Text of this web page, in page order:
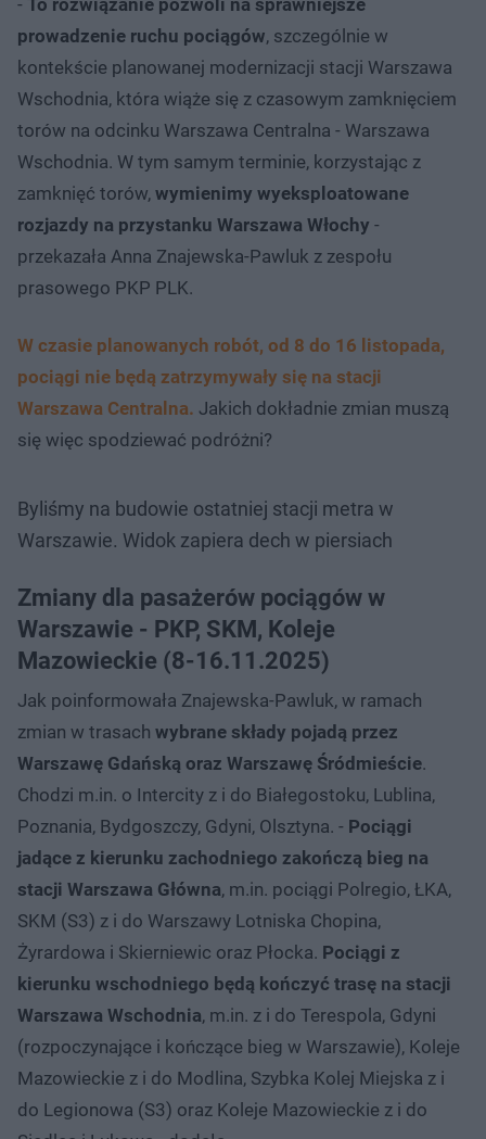
prowadzenie ruchu pociągów, szczególnie w
kontekście planowanej modernizacji stacji Warszawa
Wschodnia, która wiąże się z czasowym zamknięciem
torów na odcinku Warszawa Centralna - Warszawa
Wschodnia. W tym samym terminie, korzystając z
zamknięć torów, wymienimy wyeksploatowane
rozjazdy na przystanku Warszawa Włochy -
przekazała Anna Znajewska-Pawluk z zespołu
prasowego PKP PLK.
W czasie planowanych robót, od 8 do 16 listopada,
pociągi nie będą zatrzymywały się na stacji
Warszawa Centralna. Jakich dokładnie zmian muszą
się więc spodziewać podróżni?
Byliśmy na budowie ostatniej stacji metra w
Warszawie. Widok zapiera dech w piersiach
Zmiany dla pasażerów pociągów w
Warszawie - PKP, SKM, Koleje
Mazowieckie (8-16.11.2025)
Jak poinformowała Znajewska-Pawluk, w ramach
zmian w trasach wybrane składy pojadą przez
Warszawę Gdańską oraz Warszawę Śródmieście.
Chodzi m.in. o Intercity z i do Białegostoku, Lublina,
Poznania, Bydgoszczy, Gdyni, Olsztyna. - Pociągi
jadące z kierunku zachodniego zakończą bieg na
stacji Warszawa Główna, m.in. pociągi Polregio, ŁKA,
SKM (S3) z i do Warszawy Lotniska Chopina,
Żyrardowa i Skierniewic oraz Płocka. Pociągi z
kierunku wschodniego będą kończyć trasę na stacji
Warszawa Wschodnia, m.in. z i do Terespola, Gdyni
(rozpoczynające i kończące bieg w Warszawie), Koleje
Mazowieckie z i do Modlina, Szybka Kolej Miejska z i
do Legionowa (S3) oraz Koleje Mazowieckie z i do